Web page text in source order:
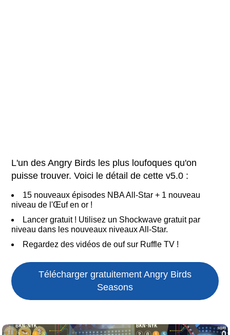
L'un des Angry Birds les plus loufoques qu'on
puisse trouver. Voici le détail de cette v5.0 :
15 nouveaux épisodes NBA All-Star + 1 nouveau
niveau de l'Œuf en or !
Lancer gratuit ! Utilisez un Shockwave gratuit par
niveau dans les nouveaux niveaux All-Star.
Regardez des vidéos de ouf sur Ruffle TV !
Télécharger gratuitement Angry Birds
Seasons